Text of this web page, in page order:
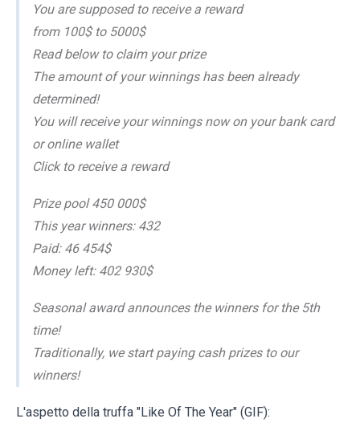
You are supposed to receive a reward
from 100$ to 5000$
Read below to claim your prize
The amount of your winnings has been already
determined!
You will receive your winnings now on your bank card
or online wallet
Click to receive a reward
Prize pool 450 000$
This year winners: 432
Paid: 46 454$
Money left: 402 930$
Seasonal award announces the winners for the 5th
time!
Traditionally, we start paying cash prizes to our
winners!
L'aspetto della truffa "Like Of The Year" (GIF):